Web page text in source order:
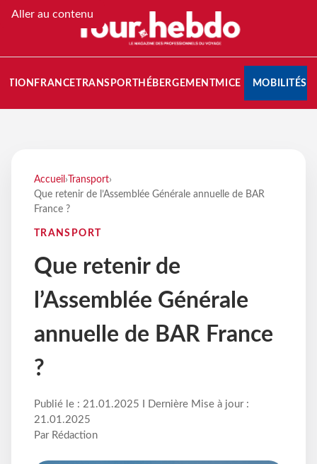
Aller au contenu
FRANCETRANSPORT HÉBERGEMENTMICE MOBILITÉS
Accueil › Transport›
Que retenir de l’Assemblée Générale annuelle de BAR
France ?
TRANSPORT
Que retenir de
l’Assemblée Générale
annuelle de BAR France
?
Publié le : 21.01.2025 I Dernière Mise à jour :
21.01.2025
Par Rédaction